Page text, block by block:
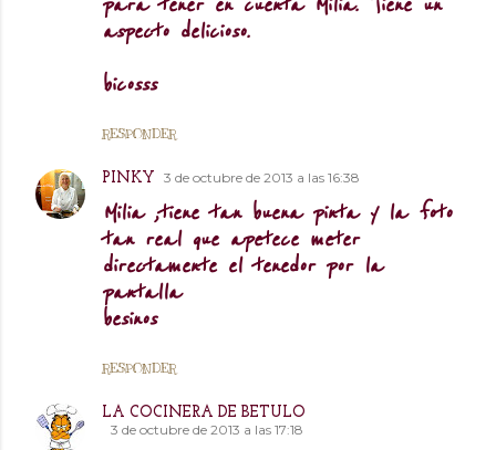
para tener en cuenta Milia. Tiene un
aspecto delicioso.
bicosss
RESPONDER
PINKY 3 de octubre de 2013 a las 16:38
Milia ,tiene tan buena pinta y la foto
tan real que apetece meter
directamente el tenedor por la
pantalla
besinos
RESPONDER
LA COCINERA DE BETULO
3 de octubre de 2013 a las 17:18